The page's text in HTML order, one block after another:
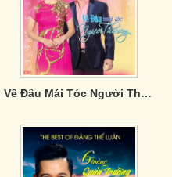
Về Đâu Mái Tóc Người Thương